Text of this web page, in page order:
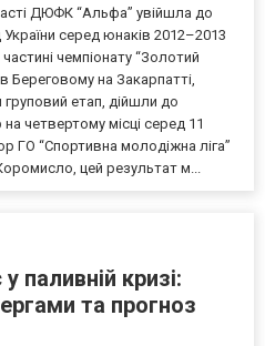
ДЮФК “Альфа” увійшла до
серед юнаків 2012–2013
чемпіонату “Золотий
Береговому на Закарпатті,
етап, дійшли до
четвертому місці серед 11
ГО “Спортивна молодіжна ліга”
цей результат м...
паливній кризі:
та прогноз